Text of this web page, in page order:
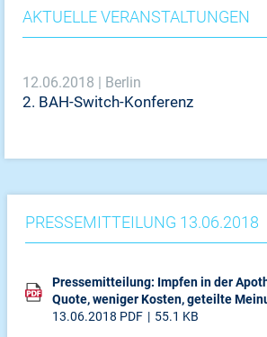
AKTUELLE VERANSTALTUNGEN
12.06.2018 | Berlin
2. BAH-Switch-Konferenz
PRESSEMITTEILUNG 13.06.2018
Pressemitteilung: Impfen in der
Quote, weniger Kosten, geteilte
13.06.2018 PDF 55.1 KB